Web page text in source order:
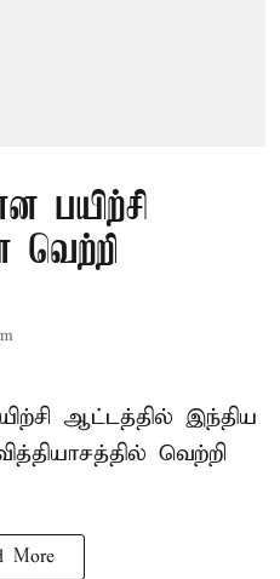
பயிற்சி
ஆட்டத்தில் இந்திய
வெற்றி
More